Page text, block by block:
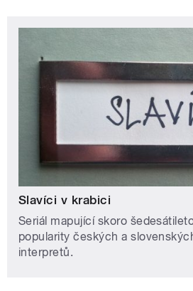
Slavíci v krabici
Seriál mapující skoro
popularity českých a
interpretů.